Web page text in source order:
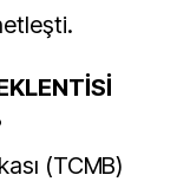
(TCMB)